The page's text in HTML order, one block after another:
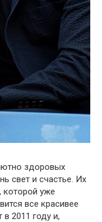
здоровых
свет и счастье. Их
которой уже
все красивее
2011 году и,